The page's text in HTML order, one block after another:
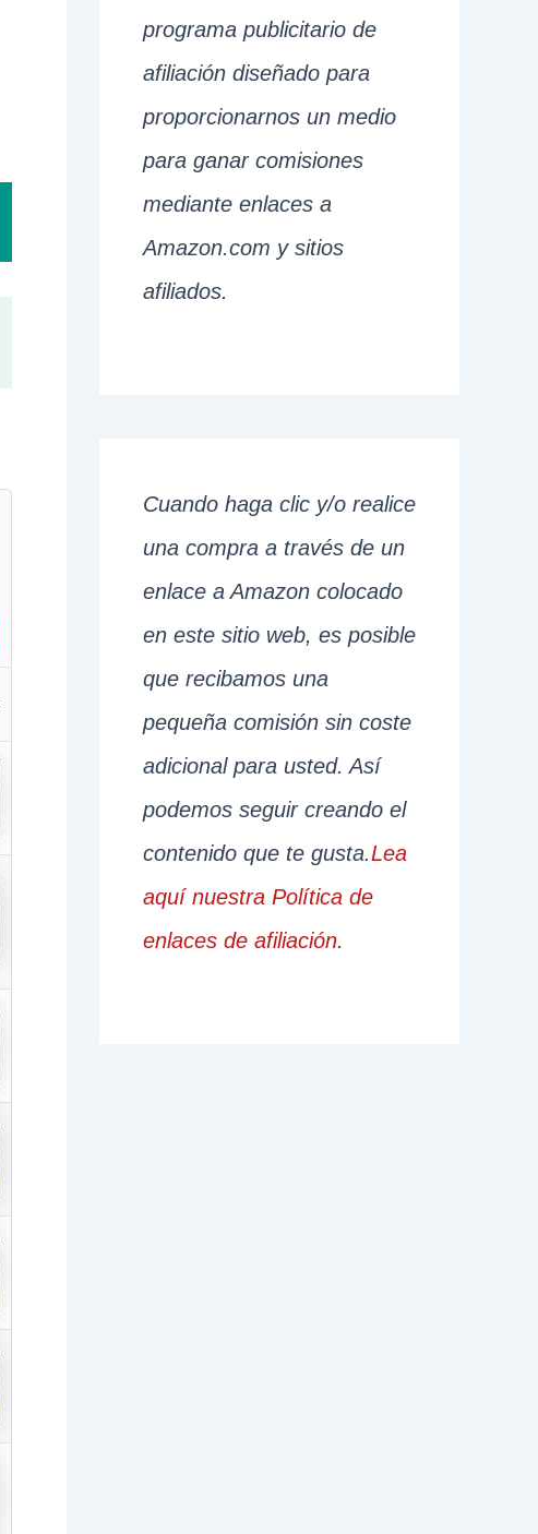
programa publicitario de
afiliación diseñado para
proporcionarnos un medio
para ganar comisiones
mediante enlaces a
Amazon.com y sitios
afiliados.
Cuando haga clic y/o realice
una compra a través de un
enlace a Amazon colocado
en este sitio web, es posible
que recibamos una
pequeña comisión sin coste
adicional para usted. Así
podemos seguir creando el
contenido que te gusta.Lea
aquí nuestra Política de
enlaces de afiliación.